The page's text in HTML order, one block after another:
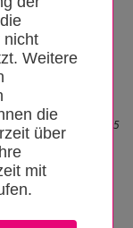
nicht
Weitere
die
über
mit
17.01.2026 08:59:15